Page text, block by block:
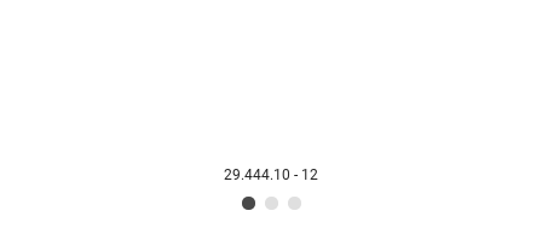
29.444.10 - 12